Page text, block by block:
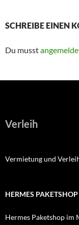
SCHREIBE EINEN
Du musst
Verleih
Vermietung und
HERMES PAKETSHOP
Hermes Paketshop